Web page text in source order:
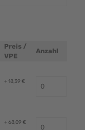
Preis /
VPE
Anzahl
+ 18,39 €
+ 68,09 €